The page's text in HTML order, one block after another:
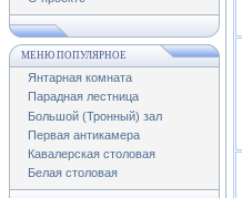
МЕНЮ ПОПУЛЯРНОЕ
Янтарная комната
Парадная лестница
Большой (Тронный) зал
Первая антикамера
Кавалерская столовая
Белая столовая